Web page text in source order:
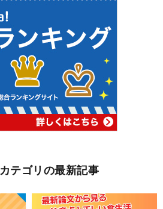
カテゴリの最新記事